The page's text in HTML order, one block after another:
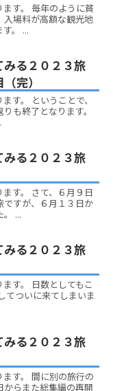
す。 毎年のように貧
入場料が高額な観光地
。 ...
みる２０２３旅
完）
す。 ということで、
も終了となります。
みる２０２３旅
す。 さて、６月９日
ですが、６月１３日か
...
みる２０２３旅
す。 日数としてもこ
てついに来てしまいま
みる２０２３旅
す。 間に別の旅行の
らまた総集編の再開